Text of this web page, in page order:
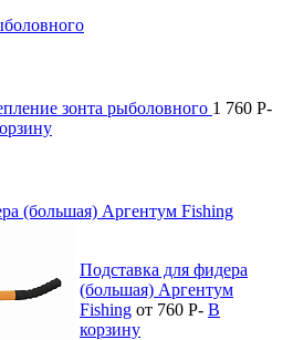
зонта рыболовного 1 760 P-
(большая) Аргентум Fishing
Подставка для фидера
(большая) Аргентум
Fishing от 760 P- В
корзину